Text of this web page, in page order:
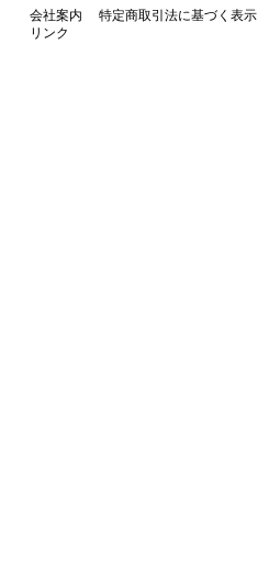
会社案内 特定商取引法に基づく表示
リンク